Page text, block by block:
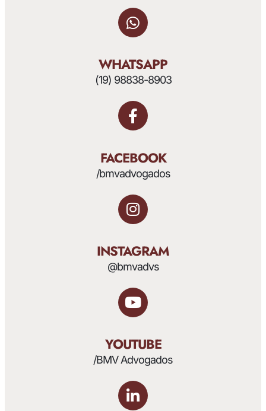
WHATSAPP
(19) 98838-8903
FACEBOOK
/bmvadvogados
INSTAGRAM
@bmvadvs
YOUTUBE
/BMV Advogados